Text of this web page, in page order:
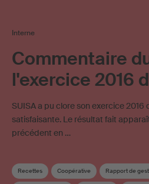
Interne
Commentaire
l'exercice 2016
SUISA a pu clore son exercice 2016
satisfaisante. Le résultat fait
précédent en …
Recettes Coopérative Rapport de